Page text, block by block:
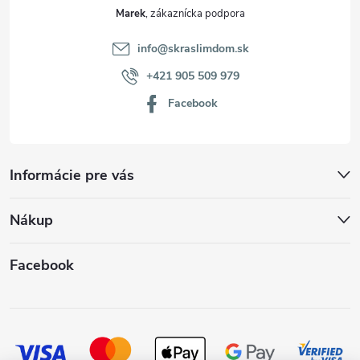
Informácie pre vás
Nákup
Marek
info@skraslimdom.sk
+421 905 509 979
Facebook
Facebook